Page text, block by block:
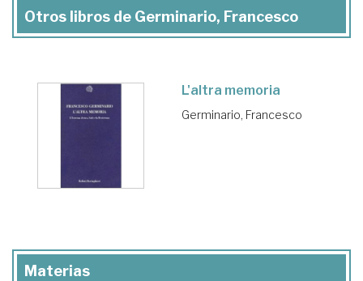
Otros libros de Germinario, Francesco
L'altra memoria
Germinario, Francesco
Materias